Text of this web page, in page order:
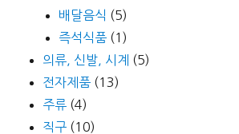
배달음식 (5)
즉석식품 (1)
의류, 신발, 시계 (5)
전자제품 (13)
주류 (4)
직구 (10)